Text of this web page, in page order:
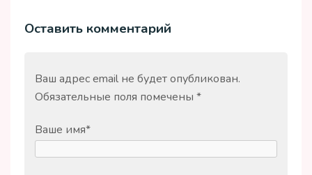
Оставить комментарий
Ваш адрес email не будет опубликован.
Обязательные поля помечены *
Ваше имя*